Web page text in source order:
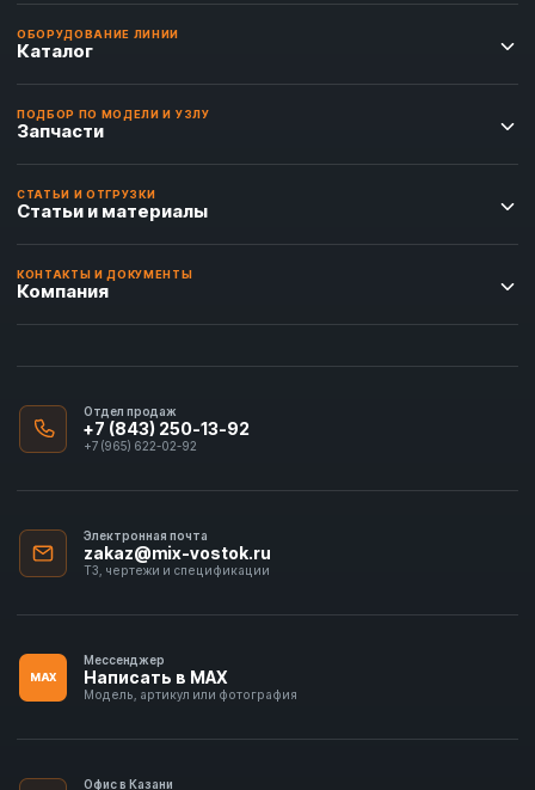
ОБОРУДОВАНИЕ ЛИНИИ
Каталог
ПОДБОР ПО МОДЕЛИ И УЗЛУ
Запчасти
СТАТЬИ И ОТГРУЗКИ
Статьи и материалы
КОНТАКТЫ И ДОКУМЕНТЫ
Компания
Отдел продаж
+7 (843) 250-13-92
+7 (965) 622-02-92
Электронная почта
zakaz@mix-vostok.ru
ТЗ, чертежи и спецификации
MAX
Мессенджер
Написать в MAX
Модель, артикул или фотография
Офис в Казани